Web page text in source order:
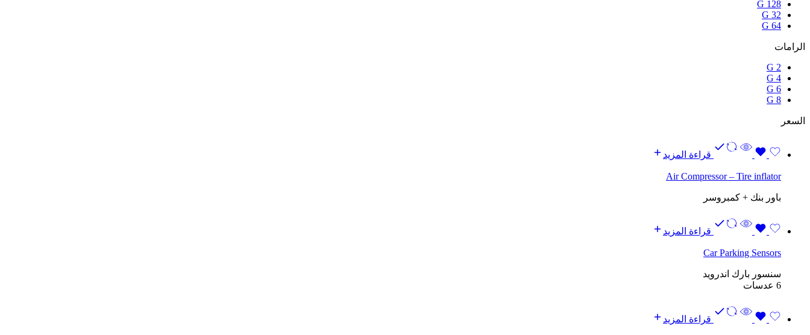
128 G
32 G
64 G
الرامات
2 G
4 G
6 G
8 G
السعر
قراءة المزيد
Air Compressor – Tire inflator
باور بنك + كمبروسر
قراءة المزيد
Car Parking Sensors
سنسور بارك اندرويد
6 عدسات
قراءة المزيد